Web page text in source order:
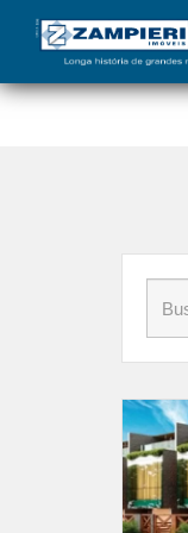
Início»